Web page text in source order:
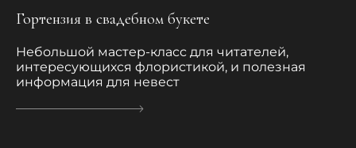
Гортензия в свадебном букете
Небольшой мастер-класс для читателей,
интересующихся флористикой, и полезная
информация для невест